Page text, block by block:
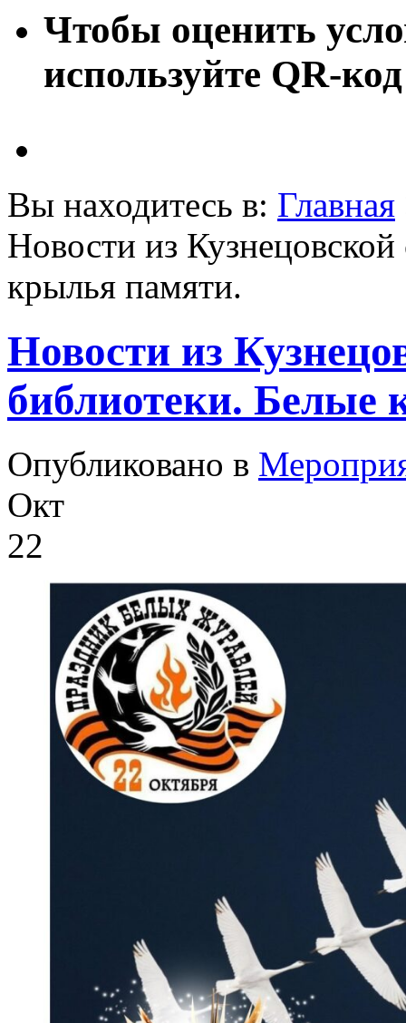
Чтобы оценить
используйте QR-код
Вы находитесь в: Главная
Новости из
крылья памяти.
Новости из
библиотеки. Белые
Опубликовано в
Окт
22